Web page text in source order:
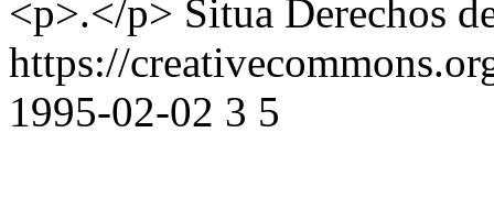
<p>.</p> Situa Derechos
https://
1995-02-02 3 5